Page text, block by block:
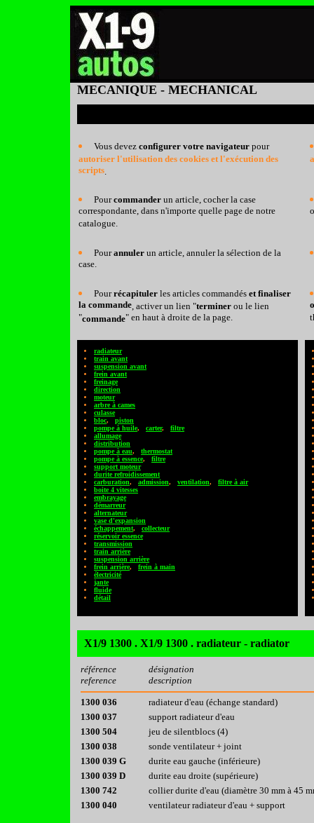
MECANIQUE - MECHANICAL
Vous devez configurer votre navigateur pour
autoriser l'utilisation des cookies et l'exécution des
scripts.
Pourcommander un article, cocher la case
correspondante, dans n'importe quelle page de notre
catalogue.
Pourannuler un article, annuler la sélection de la
case.
Pourrécapituler les articles commandés et finaliser
la commande, activer un lien "terminer ou le lien
"commande" en haut à droite de la page.
radiateur
train avant
suspension avant
frein avant
freinage
direction
moteur
arbre à cames
culasse
bloc, piston
pompe à huile, carter, filtre
allumage
distribution
pompe à eau, thermostat
pompe à essence, filtre
support moteur
durite refroidissement
carburation, admission, ventilation, filtre à air
boite 4 vitesses
embrayage
démarreur
alternateur
vase d'expansion
échappement, collecteur
réservoir essence
transmission
train arrière
suspension arrière
frein arrière, frein à main
électricité
jante
fluide
détail
X1/9 1300 . X1/9 1300 . radiateur - radiator
référence
reference
désignation
description
1300 036
radiateur d'eau (échange standard)
1300 037
support radiateur d'eau
1300 504
jeu de silentblocs (4)
1300 038
sonde ventilateur + joint
1300 039 G
durite eau gauche (inférieure)
1300 039 D
durite eau droite (supérieure)
1300 742
collier durite d'eau (diamètre 30 mm à 45
1300 040
ventilateur radiateur d'eau + support